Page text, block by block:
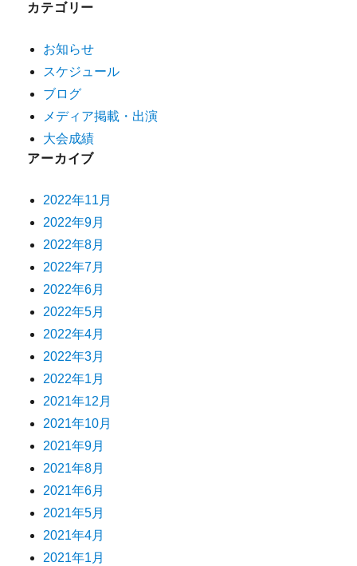
カテゴリー
お知らせ
スケジュール
ブログ
メディア掲載・出演
大会成績
アーカイブ
2022年11月
2022年9月
2022年8月
2022年7月
2022年6月
2022年5月
2022年4月
2022年3月
2022年1月
2021年12月
2021年10月
2021年9月
2021年8月
2021年6月
2021年5月
2021年4月
2021年1月